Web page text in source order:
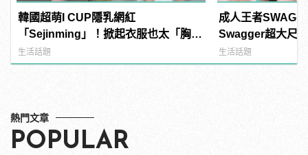
韓國超萌I CUP隱乳網紅
「Sejinming」！掀起衣服也太「胸」
了吧！ | manfashion這樣變型男
生活話題
成人王者SWAG
Swagger超大尺
紅海鮮通通有，
結！ |
生活話題
熱門文章
POPULAR